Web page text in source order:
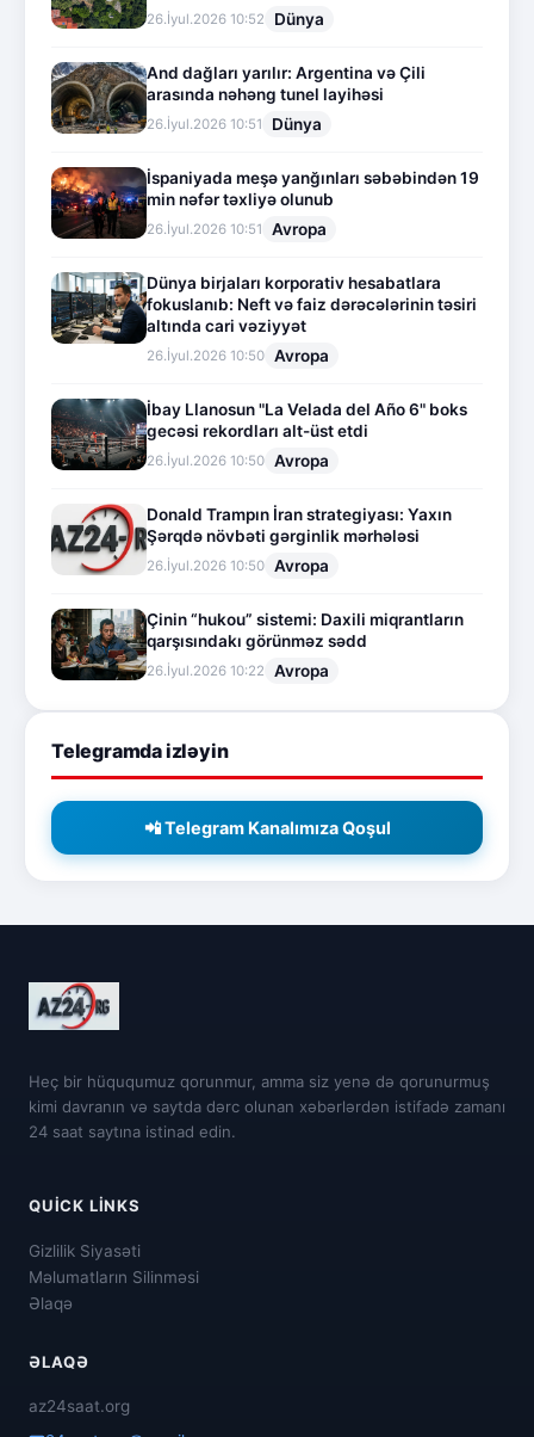
26.İyul.2026 10:52 Dünya
And dağları yarılır: Argentina və Çili
arasında nəhəng tunel layihəsi
26.İyul.2026 10:51 Dünya
İspaniyada meşə yanğınları səbəbindən 19
min nəfər təxliyə olunub
26.İyul.2026 10:51 Avropa
Dünya birjaları korporativ hesabatlara
fokuslanıb: Neft və faiz dərəcələrinin təsiri
altında cari vəziyyət
26.İyul.2026 10:50 Avropa
İbay Llanosun "La Velada del Año 6" boks
gecəsi rekordları alt-üst etdi
26.İyul.2026 10:50 Avropa
Donald Trampın İran strategiyası: Yaxın
Şərqdə növbəti gərginlik mərhələsi
26.İyul.2026 10:50 Avropa
Çinin “hukou” sistemi: Daxili miqrantların
qarşısındakı görünməz sədd
26.İyul.2026 10:22 Avropa
Telegramda izləyin
📲 Telegram Kanalımıza Qoşul
Heç bir hüququmuz qorunmur, amma siz yenə də qorunurmuş
kimi davranın və saytda dərc olunan xəbərlərdən istifadə zamanı
24 saat saytına istinad edin.
QUICK LINKS
Gizlilik Siyasəti
Məlumatların Silinməsi
Əlaqə
ƏLAQƏ
az24saat.org